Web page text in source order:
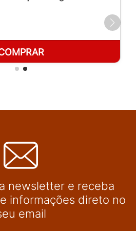
newsletter e receba
informações direto no
email